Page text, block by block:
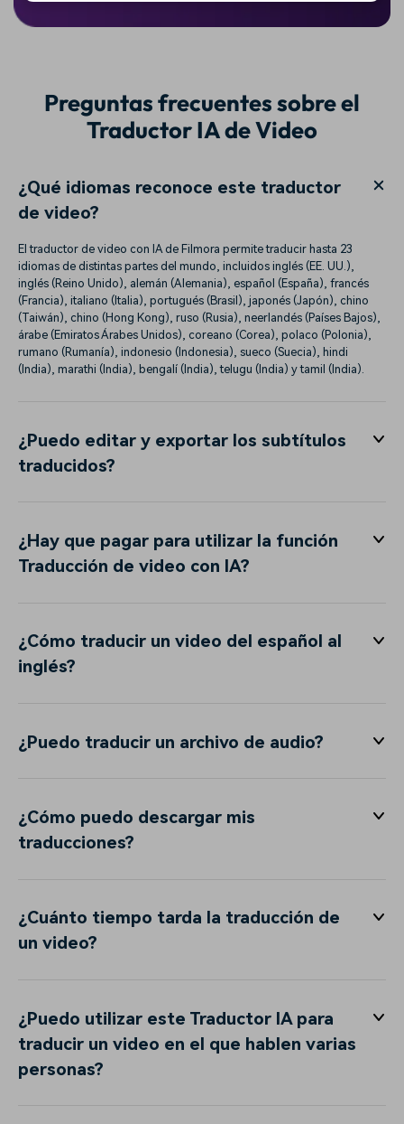
Preguntas frecuentes sobre el
Traductor IA de Video
¿Qué idiomas reconoce este traductor
de video?
El traductor de video con IA de Filmora permite traducir hasta 23
idiomas de distintas partes del mundo, incluidos inglés (EE. UU.),
inglés (Reino Unido), alemán (Alemania), español (España), francés
(Francia), italiano (Italia), portugués (Brasil), japonés (Japón), chino
(Taiwán), chino (Hong Kong), ruso (Rusia), neerlandés (Países Bajos),
árabe (Emiratos Árabes Unidos), coreano (Corea), polaco (Polonia),
rumano (Rumanía), indonesio (Indonesia), sueco (Suecia), hindi
(India), marathi (India), bengalí (India), telugu (India) y tamil (India).
¿Puedo editar y exportar los subtítulos
traducidos?
¿Hay que pagar para utilizar la función
Traducción de video con IA?
¿Cómo traducir un video del español al
inglés?
¿Puedo traducir un archivo de audio?
¿Cómo puedo descargar mis
traducciones?
¿Cuánto tiempo tarda la traducción de
un video?
¿Puedo utilizar este Traductor IA para
traducir un video en el que hablen varias
personas?